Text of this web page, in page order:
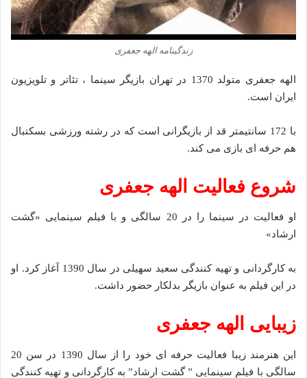
زندگینامه الهه جعفری
الهه جعفری متولد 1370 در تهران بازیگر سینما ، تئاتر و تلویزیون
ایران است.
با 172 سانتیمتر قد از بازیگرانی است که در رشته ورزشی بسکتبال
هم حرفه ای بازی می کند.
شروع فعالیت الهه جعفری
او فعالیت در سینما را در 20 سالگی و با فیلم سینمایی «گشت
ارشاد»
به کارگردانی و تهیه کنندگی سعید سهیلی در سال 1390 آغاز کرد. او
در این فیلم به عنوان بازیگر بدلکار حضور داشت.
زیبایی الهه جعفری
این هنرمند زیبا فعالیت حرفه ای خود را از سال 1390 در سن 20
سالگی با فیلم سینمایی ” گشت ارشاد” به کارگردانی و تهیه کنندگی